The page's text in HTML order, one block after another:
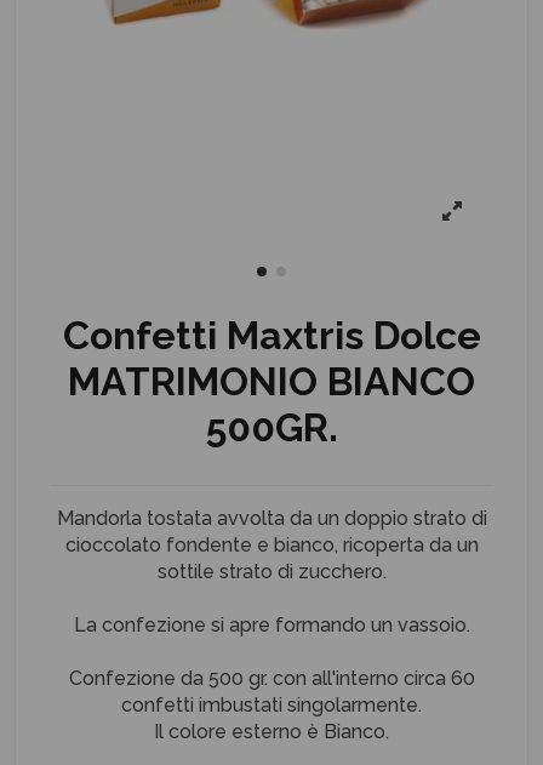
Confetti Maxtris Dolce
MATRIMONIO BIANCO
500GR.
Mandorla tostata avvolta da un doppio strato di
cioccolato fondente e bianco, ricoperta da un
sottile strato di zucchero.
La confezione si apre formando un vassoio.
Confezione da 500 gr. con all'interno circa 60
confetti imbustati singolarmente.
Il colore esterno è Bianco.